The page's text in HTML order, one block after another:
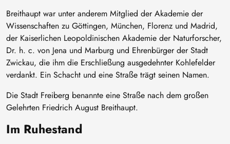
Breithaupt war unter anderem Mitglied der Akademie der
Wissenschaften zu Göttingen, München, Florenz und Madrid,
der Kaiserlichen Leopoldinischen Akademie der Naturforscher,
Dr. h. c. von Jena und Marburg und Ehrenbürger der Stadt
Zwickau, die ihm die Erschließung ausgedehnter Kohlefelder
verdankt. Ein Schacht und eine Straße trägt seinen Namen.
Die Stadt Freiberg benannte eine Straße nach dem großen
Gelehrten Friedrich August Breithaupt.
Im Ruhestand